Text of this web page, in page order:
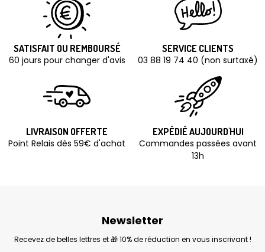
SATISFAIT OU REMBOURSÉ
60 jours pour changer d'avis
SERVICE CLIENTS
03 88 19 74 40 (non surtaxé)
LIVRAISON OFFERTE
Point Relais dès 59€ d'achat
EXPÉDIÉ AUJOURD'HUI
Commandes passées avant
13h
Newsletter
Recevez de belles lettres et 🎁 10% de réduction en vous inscrivant !